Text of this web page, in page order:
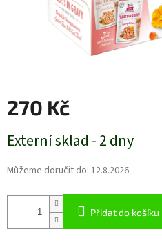
270 Kč
cena:
Externí sklad - 2 dny
Můžeme doručit do: 12.8.2026
Přidat do košíku